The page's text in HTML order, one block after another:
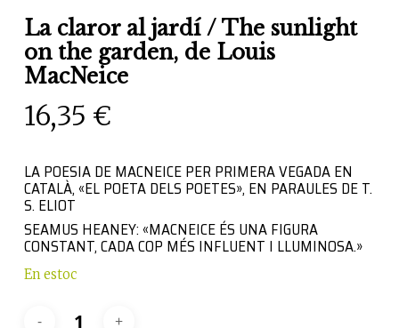
La claror al jardí / The sunlight
on the garden, de Louis
MacNeice
16,35 €
LA POESIA DE MACNEICE PER PRIMERA VEGADA EN
CATALÀ, «EL POETA DELS POETES», EN PARAULES DE T.
S. ELIOT
SEAMUS HEANEY: «MACNEICE ÉS UNA FIGURA
CONSTANT, CADA COP MÉS INFLUENT I LLUMINOSA.»
En estoc